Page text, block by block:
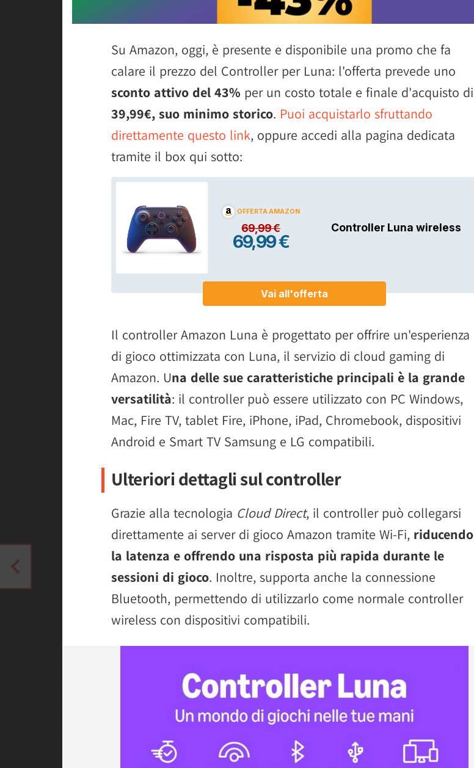
Su Amazon, oggi, è presente e disponibile una promo che fa
calare il prezzo del Controller per Luna: l'offerta prevede uno
sconto attivo del 43% per un costo totale e finale d'acquisto di
39,99€, suo minimo storico. Puoi acquistarlo sfruttando
direttamente questo link, oppure accedi alla pagina dedicata
tramite il box qui sotto:
Il controller Amazon Luna è progettato per offrire un'esperienza
di gioco ottimizzata con Luna, il servizio di cloud gaming di
Amazon. Una delle sue caratteristiche principali è la grande
versatilità: il controller può essere utilizzato con PC Windows,
Mac, Fire TV, tablet Fire, iPhone, iPad, Chromebook, dispositivi
Android e Smart TV Samsung e LG compatibili.
Ulteriori dettagli sul controller
Grazie alla tecnologia Cloud Direct, il controller può collegarsi
direttamente ai server di gioco Amazon tramite Wi-Fi, riducendo
la latenza e offrendo una risposta più rapida durante le
sessioni di gioco. Inoltre, supporta anche la connessione
Bluetooth, permettendo di utilizzarlo come normale controller
wireless con dispositivi compatibili.